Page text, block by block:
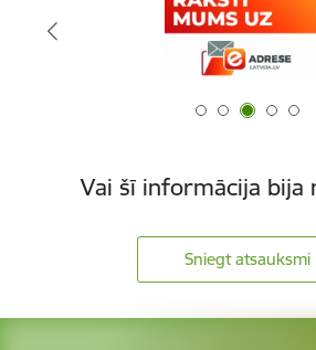
Vai šī informācija bija
Sniegt atsauksmi